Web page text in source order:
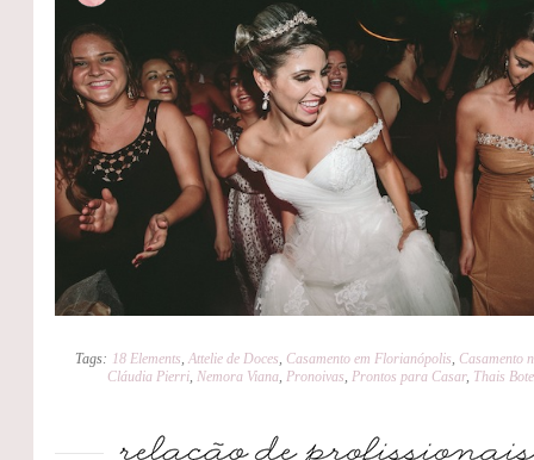
Tags: 18 Elements,Attelie de Doces, Casamento em Florianópolis, Casamento
Cláudia Pierri, Nemora Viana, Pronoivas, Prontos para Casar, Thais